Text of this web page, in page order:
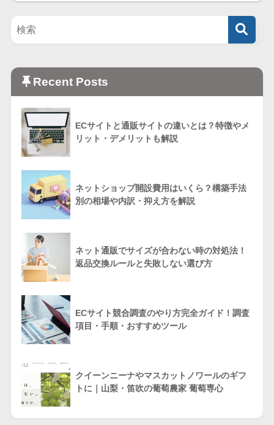
Recent Posts
ECサイトと通販サイトの違いとは？特徴やメ
リット・デメリットも解説
ネットショップ開設費用はいくら？構築手法
別の相場や内訳・抑え方を解説
ネット通販でサイズが合わない時の対処法！
返品交換ルールと失敗しない選び方
ECサイト競合調査のやり方完全ガイド！調査
項目・手順・おすすめツール
クイーンニーナやマスカットノワールのギフ
トに｜山梨・笛吹の葡萄農家 葡萄専心